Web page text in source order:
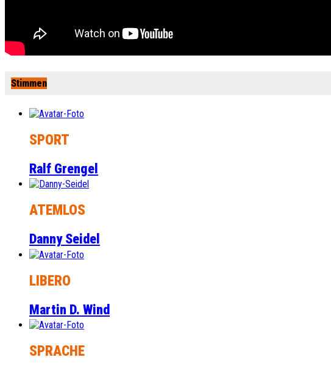
Stimmen
SPORT
Ralf Grengel
ATEMLOS
Danny Seidel
LIBERO
Martin D. Wind
SPRACHE